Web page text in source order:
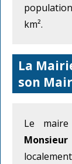
km².
La
son
Le
Monsieur